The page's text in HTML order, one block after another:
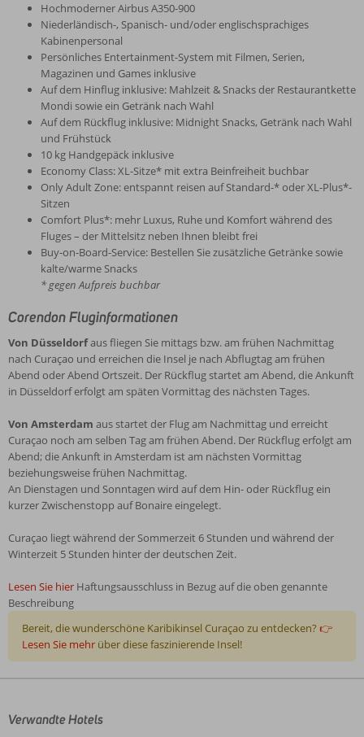
Hochmoderner Airbus A350-900
Niederländisch-, Spanisch- und/oder englischsprachiges
Kabinenpersonal
Persönliches Entertainment-System mit Filmen, Serien,
Magazinen und Games inklusive
Auf dem Hinflug inklusive: Mahlzeit & Snacks der Restaurantkette
Mondi sowie ein Getränk nach Wahl
Auf dem Rückflug inklusive: Midnight Snacks, Getränk nach Wahl
und Frühstück
10 kg Handgepäck inklusive
Economy Class: XL-Sitze* mit extra Beinfreiheit buchbar
Only Adult Zone: entspannt reisen auf Standard-* oder XL-Plus*-
Sitzen
Comfort Plus*: mehr Luxus, Ruhe und Komfort während des
Fluges – der Mittelsitz neben Ihnen bleibt frei
Buy-on-Board-Service: Bestellen Sie zusätzliche Getränke sowie
kalte/warme Snacks
* gegen Aufpreis buchbar
Corendon Fluginformationen
Von Düsseldorfaus fliegen Sie mittags bzw. am frühen Nachmittag
nach Curaçao und erreichen die Insel je nach Abflugtag am frühen
Abend oder Abend Ortszeit. Der Rückflug startet am Abend, die Ankunft
in Düsseldorf erfolgt am späten Vormittag des nächsten Tages.
Von Amsterdam aus startet der Flug am Nachmittag und erreicht
Curaçao noch am selben Tag am frühen Abend. Der Rückflug erfolgt am
Abend; die Ankunft in Amsterdam ist am nächsten Vormittag
beziehungsweise frühen Nachmittag.
An Dienstagen und Sonntagen wird auf dem Hin- oder Rückflug ein
kurzer Zwischenstopp auf Bonaire eingelegt.
Curaçao liegt während der Sommerzeit 6 Stunden und während der
Winterzeit 5 Stunden hinter der deutschen Zeit.
Lesen Sie hier Haftungsausschluss in Bezug auf die oben genannte
Beschreibung
Bereit, die wunderschöne Karibikinsel Curaçao zu entdecken? 👉
Lesen Sie mehr über diese faszinierende Insel!
wurden
Verwandte Hotels